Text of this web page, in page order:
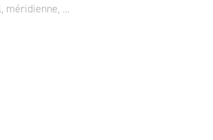
méridienne, …